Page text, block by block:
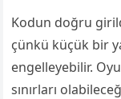
Kodun doğru
çünkü küçük bir
engelleyebilir.
sınırları